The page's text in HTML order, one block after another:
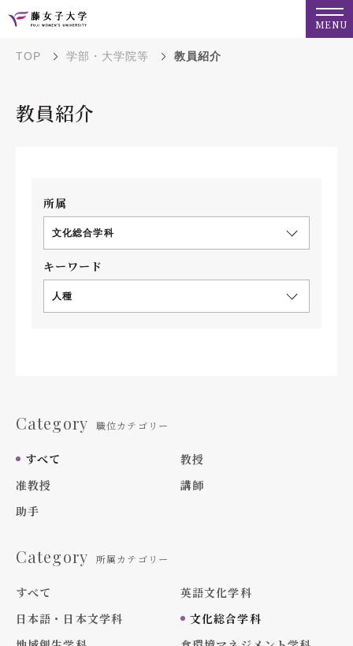
MENU
TOP 学部・大学院等 教員紹介
教員紹介
所属
文化総合学科
キーワード
人種
Category 職位カテゴリー
すべて
教授
准教授
講師
助手
Category 所属カテゴリー
すべて
英語文化学科
日本語・日本文学科
文化総合学科